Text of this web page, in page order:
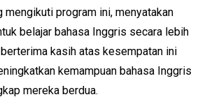
program ini, menyatakan
belajar bahasa Inggris secara lebih
kasih atas kesempatan ini
kemampuan bahasa Inggris
mereka berdua.